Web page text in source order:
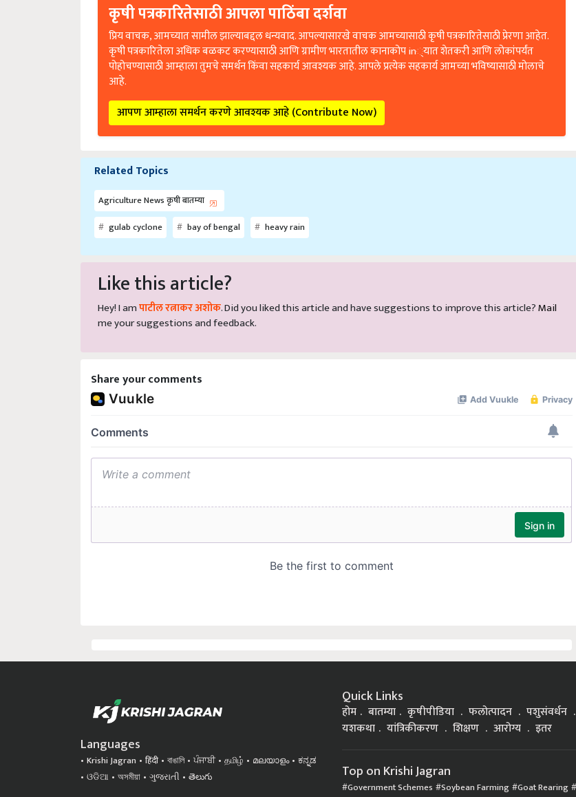
कृषी पत्रकारितेसाठी आपला पाठिंबा दर्शवा
प्रिय वाचक, आमच्यात सामील झाल्याबद्दल धन्यवाद. आपल्यासारखे वाचक आमच्यासाठी कृषी पत्रकारितेसाठी प्रेरणा आहेत.
कृषी पत्रकारितेला अधिक बळकट करण्यासाठी आणि ग्रामीण भारतातील कानाकोप in्यात शेतकरी आणि लोकांपर्यंत
पोहोचण्यासाठी आम्हाला तुमचे समर्थन किंवा सहकार्य आवश्यक आहे. आपले प्रत्येक सहकार्य आमच्या भविष्यासाठी मोलाचे
आहे.
आपण आम्हाला समर्थन करणे आवश्यक आहे (Contribute Now)
Related Topics
Agriculture News कृषी बातम्या
gulab cyclone
bay of bengal heavy rain
Like this article?
Hey! I amपाटील रत्नाकर अशोक. Did you liked this article and have suggestions to improve this article?Mail
me your suggestions and feedback.
Share your comments
Languages
Krishi Jagran हिंदी বাঙালি ਪੰਜਾਬੀ தமிழ் മലയാളം
ಕನ್ನಡ
ଓଡିଆ
অসমীয়া ગુજરાતી తెలుగు
Quick Links
होम बातम्या कृषीपीडिया फलोत्पादन पशुसंवर्धन
यशकथा
यांत्रिकीकरण शिक्षण आरोग्य इतर
Top on Krishi Jagran
Government Schemes Soybean Farming Goat Rearing